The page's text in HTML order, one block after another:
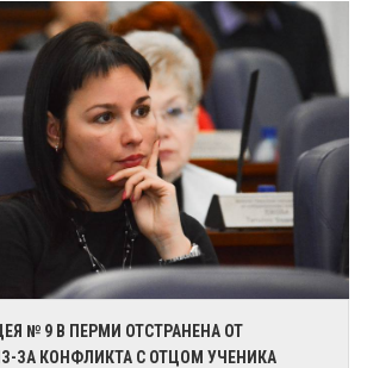
№ 9 В ПЕРМИ ОТСТРАНЕНА ОТ
ЗА КОНФЛИКТА С ОТЦОМ УЧЕНИКА